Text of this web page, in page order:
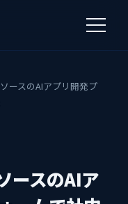
ースのAIアプリ開発プ
ースのAIア